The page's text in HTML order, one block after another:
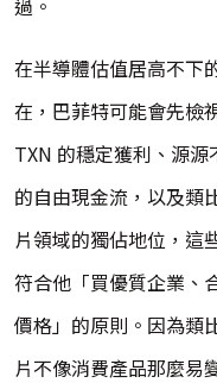
過。
在半導體估值居高不下
在，巴菲特可能會先檢
TXN 的穩定獲利、源源
的自由現金流，以及類
片領域的獨佔地位，這
符合他「買優質企業、
價格」的原則。因為類
片不像消費產品那麼易